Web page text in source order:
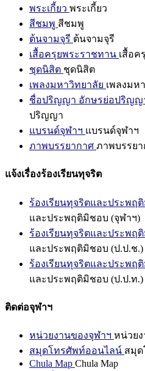
พระเกี้ยว พระเกี้ยว
สีชมพู สีชมพู
ต้นจามจุรี ต้นจามจุรี
เสื้อครุยพระราชทาน เสื้อค
ชุดนิสิต ชุดนิสิต
เพลงมหาวิทยาลัย เพลงมห
ชื่อปริญญา อักษรย่อปริญญ
ปริญญา
แบรนด์จุฬาฯ แบรนด์จุฬาฯ
ภาพบรรยากาศ ภาพบรรย
แจ้งเรื่องร้องเรียนทุจริต
ร้องเรียนทุจริตและประพฤ
และประพฤติมิชอบ (จุฬาฯ)
ร้องเรียนทุจริตและประพฤ
และประพฤติมิชอบ (ป.ป.ช.)
ร้องเรียนทุจริตและประพฤ
และประพฤติมิชอบ (ป.ป.ท.)
ติดต่อจุฬาฯ
หน่วยงานของจุฬาฯ หน่วย
สมุดโทรศัพท์ออนไลน์ สมุ
Chula Map Chula Map